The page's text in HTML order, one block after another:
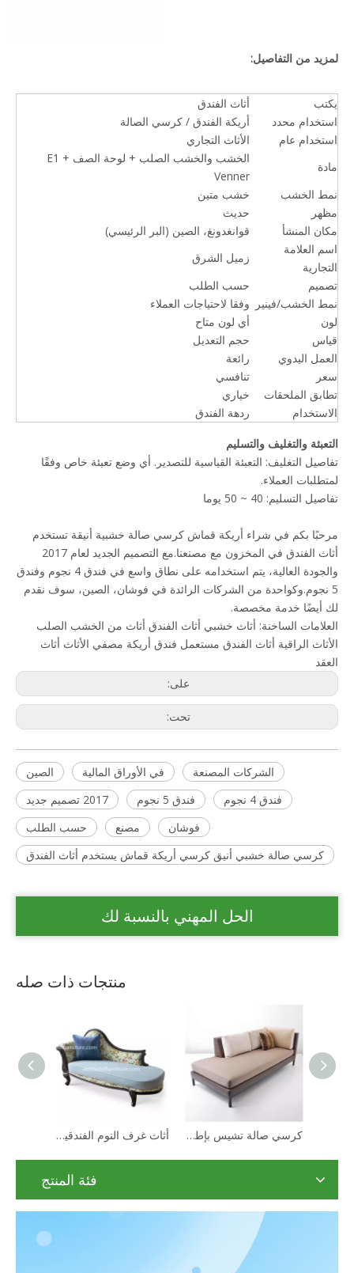
لمزيد من التفاصيل:
يكتب
أثاث الفندق
استخدام محدد
أريكة الفندق / كرسي الصالة
استخدام عام
الأثاث التجاري
مادة
الخشب والخشب الصلب + لوحة الصف E1 +
Venner
نمط الخشب
خشب متين
مظهر
حديث
مكان المنشأ
قوانغدونغ، الصين (البر الرئيسي)
اسم العلامة
التجارية
زميل الشرق
تصميم
حسب الطلب
نمط الخشب/فينير
وفقا لاحتياجات العملاء
لون
أي لون متاح
قياس
حجم التعديل
العمل اليدوي
رائعة
سعر
تنافسي
تطابق الملحقات
خياري
الاستخدام
ردهة الفندق
التعبئة والتغليف والتسليم
تفاصيل التغليف: التعبئة القياسية للتصدير. أي وضع تعبئة خاص وفقًا
لمتطلبات العملاء.
تفاصيل التسليم: 40 ~ 50 يوما
مرحبًا بكم في شراء أريكة قماش كرسي صالة خشبية أنيقة تستخدم
أثاث الفندق في المخزون مع مصنعنا.مع التصميم الجديد لعام 2017
والجودة العالية، يتم استخدامه على نطاق واسع في فندق 4 نجوم وفندق
5 نجوم.وكواحدة من الشركات الرائدة في فوشان، الصين، سوف نقدم
لك أيضًا خدمة مخصصة.
العلامات الساخنة: أثاث خشبي أثاث الفندق أثاث من الخشب الصلب
الأثاث الراقية أثاث الفندق مستعمل فندق أريكة مصفي الأثاث أثاث
العقد
على:
تحت:
الصين في الأوراق المالية
الشركات المصنعة
2017 تصميم جديد
فندق 5 نجوم
فندق 4 نجوم
حسب الطلب
مصنع
فوشان
كرسي صالة خشبي أنيق كرسي أريكة قماش يستخدم أثاث الفندق
الحل المهني بالنسبة لك
منتجات ذات صله
كرسي صالة تشيس بإطار خشبي بتصميم جميل حار بيع فندق صالة الرئاسة كرسي أريكة النسيج الأخضر
فئة المنتج